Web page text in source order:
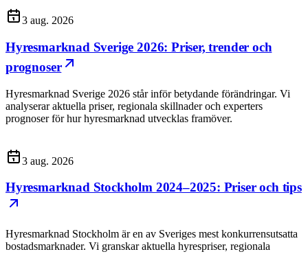
3 aug. 2026
Hyresmarknad Sverige 2026: Priser, trender och
prognoser
Hyresmarknad Sverige 2026 står inför betydande förändringar. Vi
analyserar aktuella priser, regionala skillnader och experters
prognoser för hur hyresmarknad utvecklas framöver.
3 aug. 2026
Hyresmarknad Stockholm 2024–2025: Priser och tips
Hyresmarknad Stockholm är en av Sveriges mest konkurrensutsatta
bostadsmarknader. Vi granskar aktuella hyrespriser, regionala